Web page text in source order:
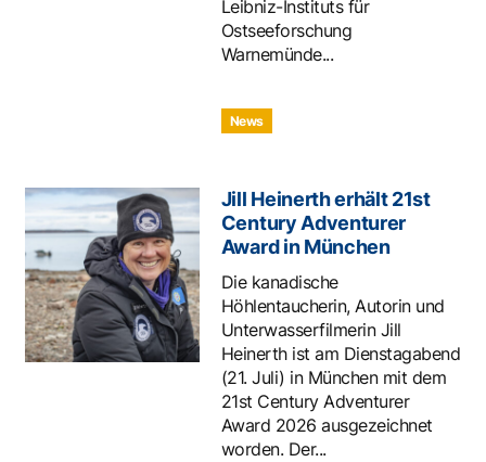
Leibniz-Instituts für
Ostseeforschung
Warnemünde...
News
Jill Heinerth erhält 21st
Century Adventurer
Award in München
Die kanadische
Höhlentaucherin, Autorin und
Unterwasserfilmerin Jill
Heinerth ist am Dienstagabend
(21. Juli) in München mit dem
21st Century Adventurer
Award 2026 ausgezeichnet
worden. Der...